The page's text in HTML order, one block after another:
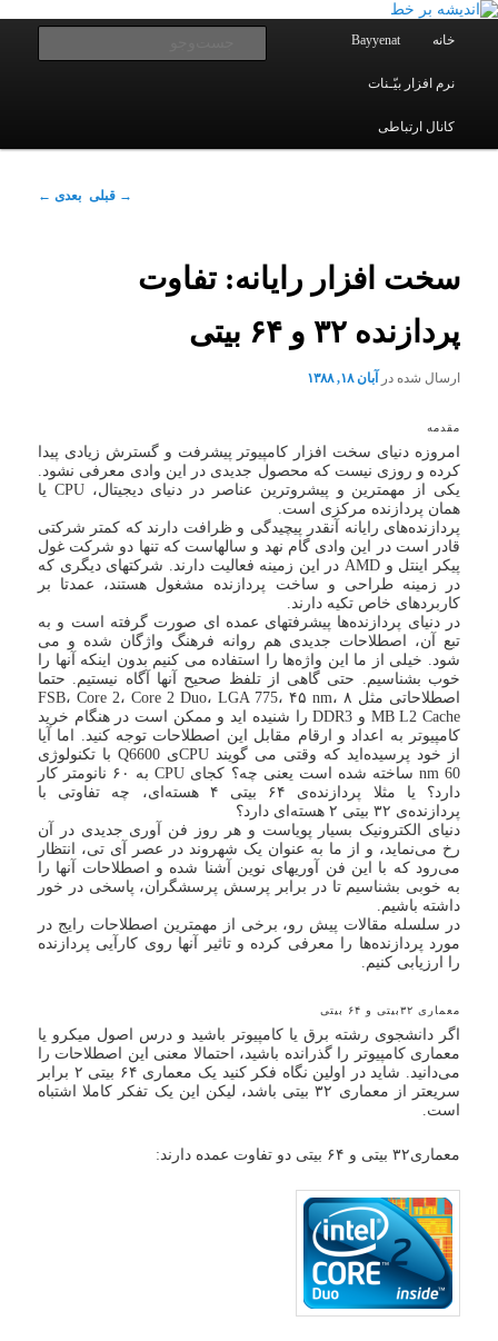
پرش
محتوای
یادداشتهای یک معلم در باب زندگی، اخلاق، اخبار، علم و سیاست
خانه Bayyenat
نرم افزار بیّـنات
کانال ارتباطی
ناوبری
→ قبلی بعدی ←
سخت افزار رایانه: تفاوت
پردازنده ۳۲ و ۶۴ بیتی
ارسال شده درآبان ۱۸, ۱۳۸۸
مقدمه
امروزه دنیای سخت افزار کامپیوتر پیشرفت و گسترش زیادی پیدا
کرده و روزی نیست که محصول جدیدی در این وادی معرفی نشود.
یکی از مهمترین و پیشروترین عناصر در دنیای دیجیتال، CPU یا
همان پردازنده مرکزی است.
پردازنده‌های رایانه آنقدر پیچیدگی و ظرافت دارند که کمتر شرکتی
قادر است در این وادی گام نهد و سالهاست که تنها دو شرکت غول
پیکر اینتل و AMD در این زمینه فعالیت دارند. شرکتهای دیگری که
در زمینه طراحی و ساخت پردازنده مشغول هستند، عمدتا بر
کاربردهای خاص تکیه دارند.
در دنیای پردازنده‌ها پیشرفتهای عمده ای صورت گرفته است و به
تبع آن، اصطلاحات جدیدی هم روانه فرهنگ واژگان شده و می
شود. خیلی از ما این واژه‌ها را استفاده می کنیم بدون اینکه آنها را
خوب بشناسیم. حتی گاهی از تلفظ صحیح آنها آگاه نیستیم. حتما
اصطلاحاتی مثل FSB، Core 2، Core 2 Duo، LGA 775، ۴۵ nm، ۸
MB L2 Cache و DDR3 را شنیده اید و ممکن است در هنگام خرید
کامپیوتر به اعداد و ارقام مقابل این اصطلاحات توجه کنید. اما آیا
از خود پرسیده‌اید که وقتی می گویند CPUی Q6600 با تکنولوژی
nm 60 ساخته شده است یعنی چه؟ کجای CPU به ۶۰ نانومتر کار
دارد؟ یا مثلا پردازنده‌ی ۶۴ بیتی ۴ هسته‌ای، چه تفاوتی با
پردازنده‌ی ۳۲ بیتی ۲ هسته‌ای دارد؟
دنیای الکترونیک بسیار پویاست و هر روز فن آوری جدیدی در آن
رخ می‌نماید، و از ما به عنوان یک شهروند در عصر آی تی، انتظار
می‌رود که با این فن آوریهای نوین آشنا شده و اصطلاحات آنها را
به خوبی بشناسیم تا در برابر پرسش پرسشگران، پاسخی در خور
داشته باشیم.
در سلسله مقالات پیش رو، برخی از مهمترین اصطلاحات رایج در
مورد پردازنده‌ها را معرفی کرده و تاثیر آنها روی کارآیی پردازنده
را ارزیابی کنیم.
معماری ۳۲بیتی و ۶۴ بیتی
اگر دانشجوی رشته برق یا کامپیوتر باشید و درس اصول میکرو یا
معماری کامپیوتر را گذرانده باشید، احتمالا معنی این اصطلاحات را
می‌دانید. شاید در اولین نگاه فکر کنید یک معماری ۶۴ بیتی ۲ برابر
سریعتر از معماری ۳۲ بیتی باشد، لیکن این یک تفکر کاملا اشتباه
است.
معماری۳۲ بیتی و ۶۴ بیتی دو تفاوت عمده دارند: